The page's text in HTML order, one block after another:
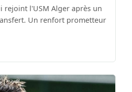
rejoint l'USM Alger après un
Un renfort prometteur